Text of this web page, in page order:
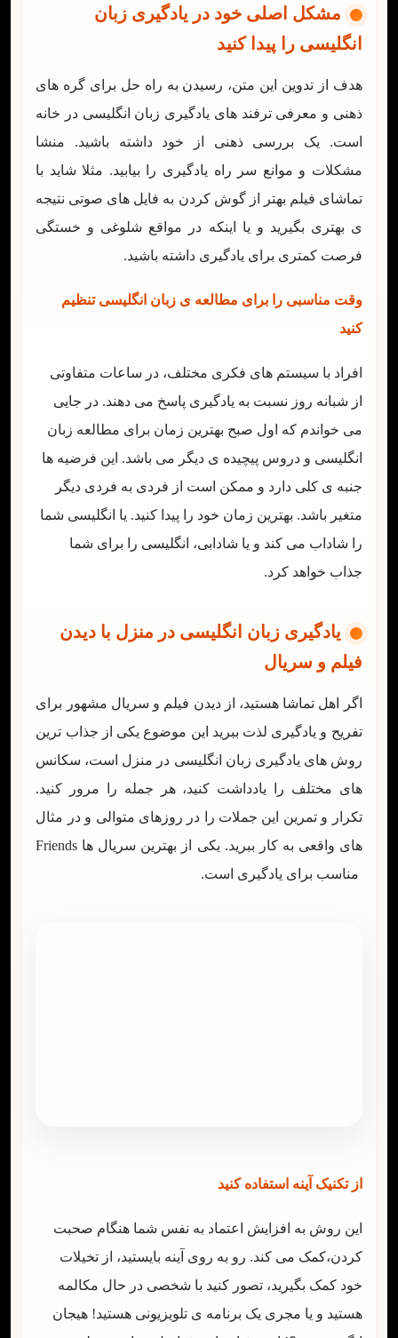
مشکل اصلی خود در یادگیری زبان
انگلیسی را پیدا کنید
هدف از تدوین این متن، رسیدن به راه حل برای گره های
ذهنی و معرفی ترفند های یادگیری زبان انگلیسی در خانه
است. یک بررسی ذهنی از خود داشته باشید. منشا
مشکلات و موانع سر راه یادگیری را بیابید. مثلا شاید با
تماشای فیلم بهتر از گوش کردن به فایل های صوتی نتیجه
ی بهتری بگیرید و یا اینکه در مواقع شلوغی و خستگی
فرصت کمتری برای یادگیری داشته باشید.
وقت مناسبی را برای مطالعه ی زبان انگلیسی تنظیم
کنید
افراد با سیستم های فکری مختلف، در ساعات متفاوتی
از شبانه روز نسبت به یادگیری پاسخ می دهند. در جایی
می خواندم که اول صبح بهترین زمان برای مطالعه زبان
انگلیسی و دروس پیچیده ی دیگر می باشد. این فرضیه ها
جنبه ی کلی دارد و ممکن است از فردی به فردی دیگر
متغیر باشد. بهترین زمان خود را پیدا کنید. یا انگلیسی شما
را شاداب می کند و یا شادابی، انگلیسی را برای شما
جذاب خواهد کرد.
یادگیری زبان انگلیسی در منزل با دیدن
فیلم و سریال
اگر اهل تماشا هستید، از دیدن فیلم و سریال مشهور برای
تفریح و یادگیری لذت ببرید این موضوع یکی از جذاب ترین
روش های یادگیری زبان انگلیسی در منزل است، سکانس
های مختلف را یادداشت کنید، هر جمله را مرور کنید.
تکرار و تمرین این جملات را در روزهای متوالی و در مثال
های واقعی به کار ببرید. یکی از بهترین سریال ها Friends
مناسب برای یادگیری است.
از تکنیک آینه استفاده کنید
این روش به افزایش اعتماد به نفس شما هنگام صحبت
کردن،کمک می کند. رو به روی آینه بایستید، از تخیلات
خود کمک بگیرید، تصور کنید با شخصی در حال مکالمه
هستید و یا مجری یک برنامه ی تلویزیونی هستید! هیجان